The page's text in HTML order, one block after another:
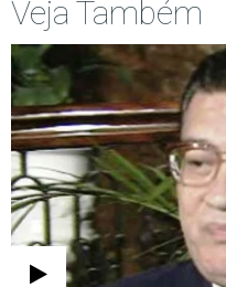
Veja Também